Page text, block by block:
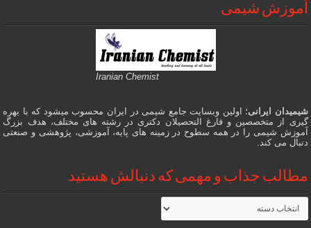
آموزش شیمی
Iranian Chemist
شیمیدان ایرانی؛ اولین وبسایت جامع شیمی در ایران محسوب میشود که با بهره
گیری از متخصصین و فارغ التحصیلان دکتری در رشته های مختلف، هدف بزرگ
آموزش شیمی را در همه سطوح در زمینه های پایه، آموزشی، پژوهشی و صنعتی
دنبال می کند.
مطالب جذاب و مهمی که دنبالش هستید
مطالب
جذاب
و